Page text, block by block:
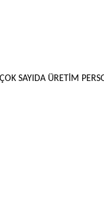
SAYIDA ÜRETİM